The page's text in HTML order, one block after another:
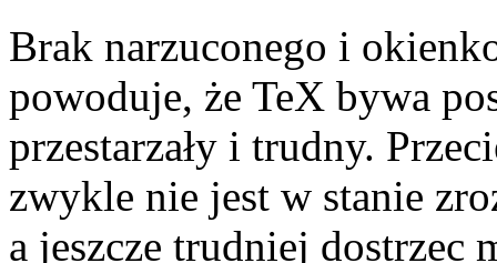
Brak narzuconego i
powoduje, że TeX bywa
przestarzały i trudny.
zwykle nie jest w stanie
a jeszcze trudniej dostrzec